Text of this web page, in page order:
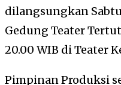
dilangsungkan
Gedung Teater
20.00 WIB di Teater
Pimpinan Produksi